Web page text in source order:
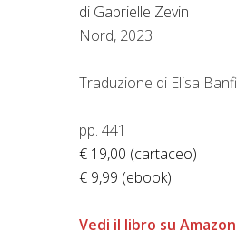
di Gabrielle Zevin
Nord, 2023
Traduzione di Elisa Banfi
pp. 441
€ 19,00 (cartaceo)
€ 9,99 (ebook)
Vedi il libro su Amazon